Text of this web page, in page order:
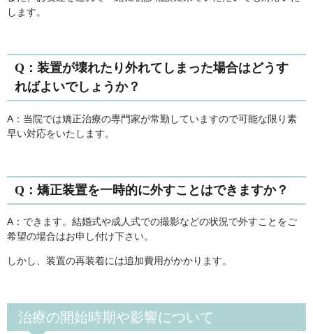
します。
Q：装置が壊れたり外れてしまった場合はどうす
ればよいでしょうか？
A：当院では矯正治療の専門家が常勤していますので可能な限り素
早い対応をいたします。
Q：矯正装置を一時的に外すことはできますか？
A：できます。結婚式や成人式での撮影などの状況で外すことをご
希望の場合はお申し付け下さい。
しかし、装置の再装着には追加費用がかかります。
治療の開始時期や影響について